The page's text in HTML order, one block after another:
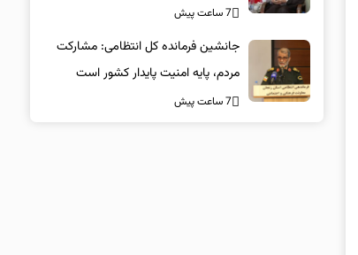
همراهی همگانی در پویش ۲۵ درجه
7 ساعت پیش
جانشین فرمانده کل انتظامی: مشارکت
مردم، پایه امنیت پایدار کشور است
7 ساعت پیش